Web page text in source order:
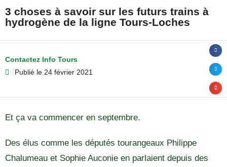
3 choses à savoir sur les futurs trains à
hydrogène de la ligne Tours-Loches
Contactez Info Tours
Publié le 24 février 2021
Et ça va commencer en septembre.
Des élus comme les députés tourangeaux Philippe
Chalumeau et Sophie Auconie en parlaient depuis des